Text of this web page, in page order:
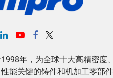
年，为全球十大高精密度、
能关键的铸件和机加工零部件